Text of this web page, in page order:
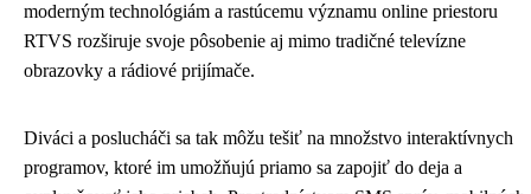
moderným technológiám a rastúcemu významu online priestoru
RTVS rozširuje svoje pôsobenie aj mimo tradičné televízne
obrazovky a rádiové prijímače.
Diváci a poslucháči sa tak môžu tešiť na množstvo interaktívnych
programov, ktoré im umožňujú priamo sa zapojiť do deja a